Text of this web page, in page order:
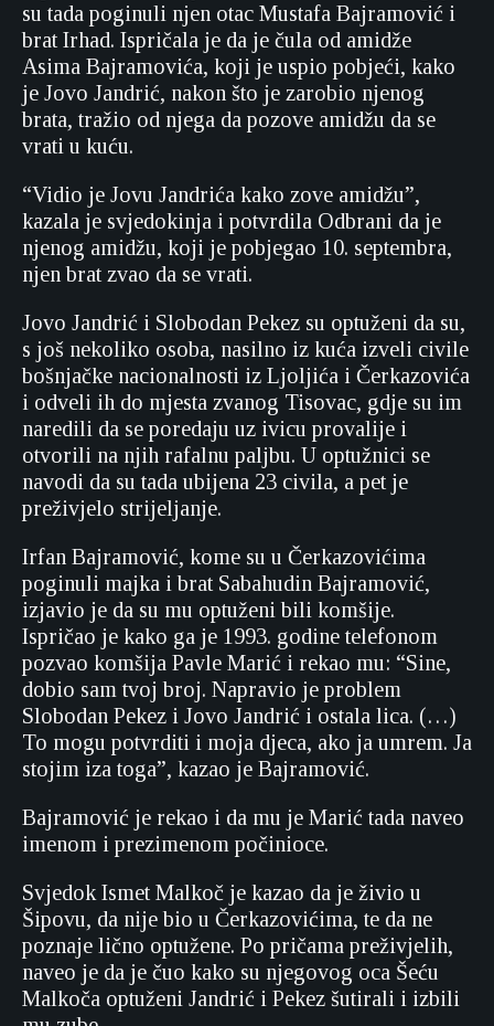
su tada poginuli njen otac Mustafa Bajramović i
brat Irhad. Ispričala je da je čula od amidže
Asima Bajramovića, koji je uspio pobjeći, kako
je Jovo Jandrić, nakon što je zarobio njenog
brata, tražio od njega da pozove amidžu da se
vrati u kuću.
“Vidio je Jovu Jandrića kako zove amidžu”,
kazala je svjedokinja i potvrdila Odbrani da je
njenog amidžu, koji je pobjegao 10. septembra,
njen brat zvao da se vrati.
Jovo Jandrić i Slobodan Pekez su optuženi da su,
s još nekoliko osoba, nasilno iz kuća izveli civile
bošnjačke nacionalnosti iz Ljoljića i Čerkazovića
i odveli ih do mjesta zvanog Tisovac, gdje su im
naredili da se poredaju uz ivicu provalije i
otvorili na njih rafalnu paljbu. U optužnici se
navodi da su tada ubijena 23 civila, a pet je
preživjelo strijeljanje.
Irfan Bajramović, kome su u Čerkazovićima
poginuli majka i brat Sabahudin Bajramović,
izjavio je da su mu optuženi bili komšije.
Ispričao je kako ga je 1993. godine telefonom
pozvao komšija Pavle Marić i rekao mu: “Sine,
dobio sam tvoj broj. Napravio je problem
Slobodan Pekez i Jovo Jandrić i ostala lica. (…)
To mogu potvrditi i moja djeca, ako ja umrem. Ja
stojim iza toga”, kazao je Bajramović.
Bajramović je rekao i da mu je Marić tada naveo
imenom i prezimenom počinioce.
Svjedok Ismet Malkoč je kazao da je živio u
Šipovu, da nije bio u Čerkazovićima, te da ne
poznaje lično optužene. Po pričama preživjelih,
naveo je da je čuo kako su njegovog oca Šeću
Malkoča optuženi Jandrić i Pekez šutirali i izbili